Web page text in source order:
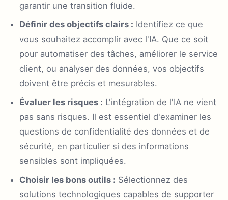
garantir une transition fluide.
Définir des objectifs clairs : Identifiez ce que
vous souhaitez accomplir avec l'IA. Que ce soit
pour automatiser des tâches, améliorer le service
client, ou analyser des données, vos objectifs
doivent être précis et mesurables.
Évaluer les risques : L'intégration de l'IA ne vient
pas sans risques. Il est essentiel d'examiner les
questions de confidentialité des données et de
sécurité, en particulier si des informations
sensibles sont impliquées.
Choisir les bons outils : Sélectionnez des
solutions technologiques capables de supporter